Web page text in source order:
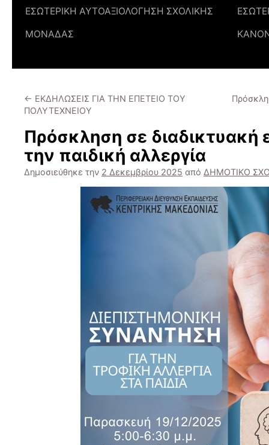
ΕΣΩΤΕΡΙΚΗ ΑΥΤΟΑΞΙΟΛΟΓΗΣΗ ΣΧΟΛΙΚΗΣ
ΜΟΝΑΔΑΣ
← ΕΚΔΗΛΩΣΕΙΣ ΓΙΑ ΤΗΝ ΕΠΕΤΕΙΟ ΤΟΥ
ΠΟΛΥΤΕΧΝΕΙΟΥ
Πρόσκληση σε διαδικτυακή
την παιδική αλλεργία
Δημοσιεύθηκε την 2 Δεκεμβρίου 2025 από ΔΗΜΟΤΙΚΟ